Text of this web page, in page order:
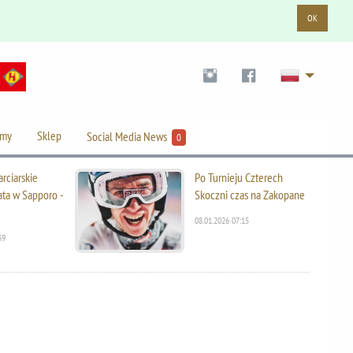
OK
Sklep Social Media News 0
w Sapporo -
Po Turnieju Czterech
Skoczni czas na Zakopane
08.01.2026 07:15